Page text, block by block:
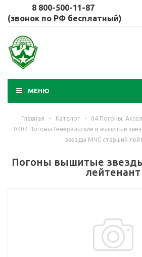
8 800-500-11-87
(звонок по РФ бесплатный)
МЕНЮ
Главная - Каталог - 04 Погоны,
0404 Погоны Генеральские и вышитые
звезды МЧС старший
Погоны вышитые
лейтенант